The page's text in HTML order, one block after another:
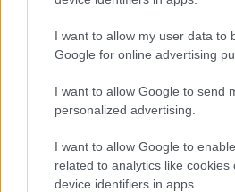
I want to allow my user data to
Google for online advertising
I want to allow Google to send
personalized advertising.
I want to allow Google to
related to analytics like cookies
device identifiers in apps.
szerint